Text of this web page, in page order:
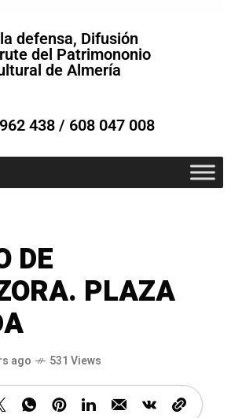
defensa, Difusión
del Patrimononio
de Almería
438 / 608 047 008
DE
PLAZA
ago 531 Views